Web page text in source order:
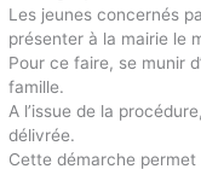
Les jeunes concernés
présenter à la mairie le
Pour ce faire, se munir
famille.
A l’issue de la
délivrée.
Cette démarche permet